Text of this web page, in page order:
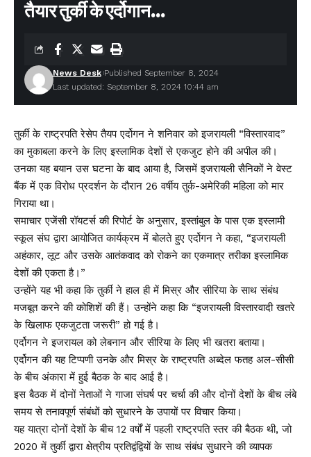
तैयार तुर्की के एर्दोगान…
Last updated: September 8, 2024 10:44 am
News Desk Published September 8, 2024
तुर्की के राष्ट्रपति रेसेप तैयप एर्दोगन ने शनिवार को इजरायली “विस्तारवाद”
का मुकाबला करने के लिए इस्लामिक देशों से एकजुट होने की अपील की।
उनका यह बयान उस घटना के बाद आया है, जिसमें इजरायली सैनिकों ने वेस्ट
बैंक में एक विरोध प्रदर्शन के दौरान 26 वर्षीय तुर्क-अमेरिकी महिला को मार
गिराया था।
समाचार एजेंसी रॉयटर्स की रिपोर्ट के अनुसार, इस्तांबुल के पास एक इस्लामी
स्कूल संघ द्वारा आयोजित कार्यक्रम में बोलते हुए एर्दोगन ने कहा, “इजरायली
अहंकार, लूट और उसके आतंकवाद को रोकने का एकमात्र तरीका इस्लामिक
देशों की एकता है।”
उन्होंने यह भी कहा कि तुर्की ने हाल ही में मिस्र और सीरिया के साथ संबंध
मजबूत करने की कोशिशें की हैं। उन्होंने कहा कि “इजरायली विस्तारवादी खतरे
के खिलाफ एकजुटता जरूरी” हो गई है।
एर्दोगन ने इजरायल को लेबनान और सीरिया के लिए भी खतरा बताया।
एर्दोगन की यह टिप्पणी उनके और मिस्र के राष्ट्रपति अब्देल फतह अल-सीसी
के बीच अंकारा में हुई बैठक के बाद आई है।
इस बैठक में दोनों नेताओं ने गाजा संघर्ष पर चर्चा की और दोनों देशों के बीच लंबे
समय से तनावपूर्ण संबंधों को सुधारने के उपायों पर विचार किया।
यह यात्रा दोनों देशों के बीच 12 वर्षों में पहली राष्ट्रपति स्तर की बैठक थी, जो
2020 में तुर्की द्वारा क्षेत्रीय प्रतिद्वंद्वियों के साथ संबंध सुधारने की व्यापक